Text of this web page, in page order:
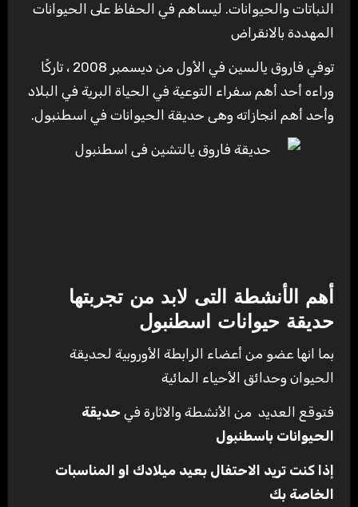
النباتات والحيوانات. ليساهم في الحفاظ على الحيوانات
المهددة بالانقراض
توفي فاروق يالسين في الأول من ديسمبر 2008 ، تاركًا
وراءه أحد أهم سفراء التوعية في الحياة البرية في البلاد
وأحد أهم انجازاته وهى حديقة الحيوانات في اسطنبول.
أهم الأنشطة التى لابد من تجربتها
حديقة حيوانات اسطنبول
بما انها عضو من أعضاء الرابطة الأوروبية لحديقة
الحيوان وحدائق الأحياء المائية
فتوقع العديد من الأنشطة والاثارة في حديقة
الحيوانات باسطنبول
إذا كنت تريد الاحتفال بعيد ميلادك او المناسبات
الخاصة بك